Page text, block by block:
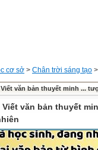
cơ sở > Chân trời sáng tạo >
Viết văn bản thuyết minh ...
Viết văn bản thuyết